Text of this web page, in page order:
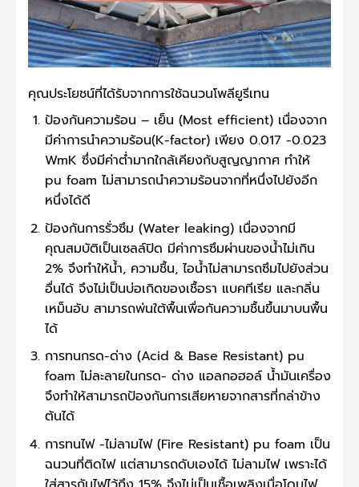
คุณประโยชน์ที่ได้รับจากการใช้ฉนวนโพลียูรีเทน
ป้องกันความร้อน – เย็น (Most efficient) เนื่องจาก
มีค่าการนำความร้อน(K-factor) เพียง 0.017 -0.023
WmK ซึ่งมีค่าต่ำมากใกล้เคียงกับสูญญากาศ ทำให้
pu foam ไม่สามารถนำความร้อนจากที่หนึ่งไปยังอีก
หนึ่งได้ดี
ป้องกันการรั่วซึม (Water leaking) เนื่องจากมี
คุณสมบัติเป็นเซลล์ปิด มีค่าการซึมผ่านของน้ำไม่เกิน
2% จึงทำให้น้ำ, ความชื้น, ไอน้ำไม่สามารถซึมไปยังส่วน
อื่นได้ จึงไม่เป็นบ่อเกิดของเชื้อรา แบคทีเรีย และกลิ่น
เหม็นอับ สามารถพ่นใต้พื้นเพื่อกันความชื้นขึ้นมาบนพื้น
ได้
การทนกรด-ด่าง (Acid & Base Resistant) pu
foam ไม่ละลายในกรด- ด่าง แอลกอฮอล์ น้ำมันเครื่อง
จึงทำให้สามารถป้องกันการเสียหายจากสารที่กล่าข้าง
ต้นได้
การทนไฟ -ไม่ลามไฟ (Fire Resistant) pu foam เป็น
ฉนวนที่ติดไฟ แต่สามารถดับเองได้ ไม่ลามไฟ เพราะได้